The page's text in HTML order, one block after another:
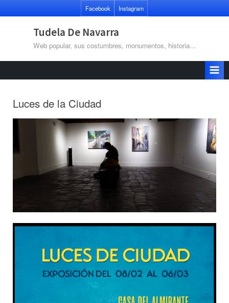
al
Facebook Instagram
Tudela De Navarra
Web popular, sus costumbres, monumentos, historia…
Luces de la Ciudad